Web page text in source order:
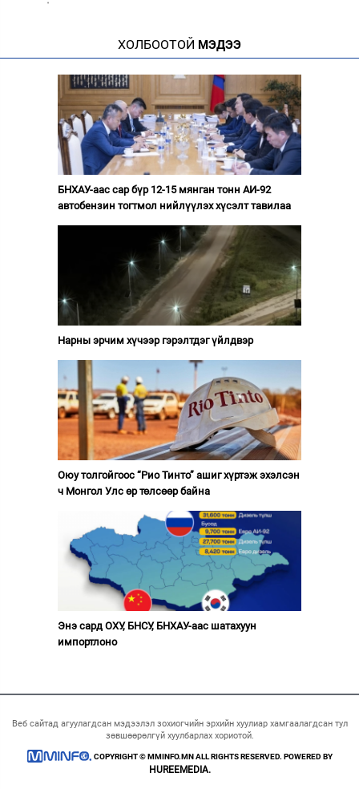
·
ХОЛБООТОЙ МЭДЭЭ
БНХАУ-аас сар бүр 12-15 мянган тонн АИ-92
автобензин тогтмол нийлүүлэх хүсэлт тавилаа
Нарны эрчим хүчээр гэрэлтдэг үйлдвэр
Оюу толгойгоос “Рио Тинто” ашиг хүртэж эхэлсэн
ч Монгол Улс өр төлсөөр байна
Энэ сард ОХУ, БНСУ, БНХАУ-аас шатахуун
импортлоно
Веб сайтад агуулагдсан мэдээлэл зохиогчийн эрхийн хуулиар хамгаалагдсан тул
зөвшөөрөлгүй хуулбарлах хориотой.
COPYRIGHT © MMINFO.MN ALL RIGHTS RESERVED. POWERED BY
HUREEMEDIA.